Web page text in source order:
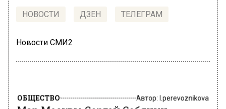
НОВОСТИ ДЗЕН ТЕЛЕГРАМ
Новости СМИ2
ОБЩЕСТВО Автор:l.perevoznikova